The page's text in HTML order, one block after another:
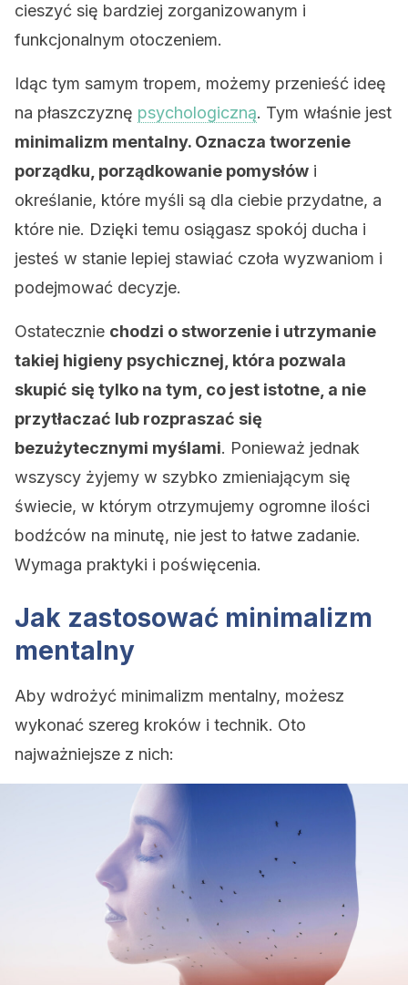
cieszyć się bardziej zorganizowanym i
funkcjonalnym otoczeniem.
Idąc tym samym tropem, możemy przenieść ideę
na płaszczyznę psychologiczną. Tym właśnie jest
minimalizm mentalny. Oznacza tworzenie
porządku, porządkowanie pomysłów i
określanie, które myśli są dla ciebie przydatne, a
które nie. Dzięki temu osiągasz spokój ducha i
jesteś w stanie lepiej stawiać czoła wyzwaniom i
podejmować decyzje.
Ostatecznie chodzi o stworzenie i utrzymanie
takiej higieny psychicznej, która pozwala
skupić się tylko na tym, co jest istotne, a nie
przytłaczać lub rozpraszać się
bezużytecznymi myślami. Ponieważ jednak
wszyscy żyjemy w szybko zmieniającym się
świecie, w którym otrzymujemy ogromne ilości
bodźców na minutę, nie jest to łatwe zadanie.
Wymaga praktyki i poświęcenia.
Jak zastosować minimalizm
mentalny
Aby wdrożyć minimalizm mentalny, możesz
wykonać szereg kroków i technik. Oto
najważniejsze z nich: